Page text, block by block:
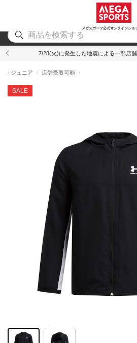
メガスポーツ公式オンラインショ
アウトドア
7/28(火)に発生した地震による一部店
SALE
ジュニア 店舗受取可能